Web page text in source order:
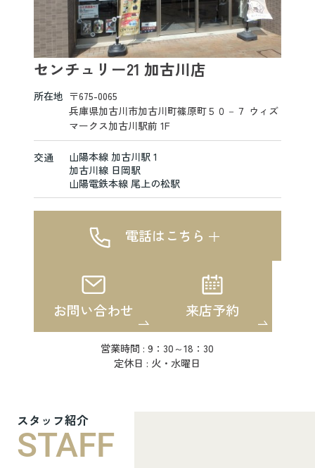
センチュリー21 加古川店
所在地 〒675-0065
兵庫県加古川市加古川町篠原町５０－７ ウィズ
マークス加古川駅前 1F
交通
山陽本線 加古川駅 1
加古川線 日岡駅
山陽電鉄本線 尾上の松駅
電話はこちら
お問い合わせ 来店予約
営業時間 : 9：30～18：30
定休日 : 火・水曜日
スタッフ紹介
STAFF